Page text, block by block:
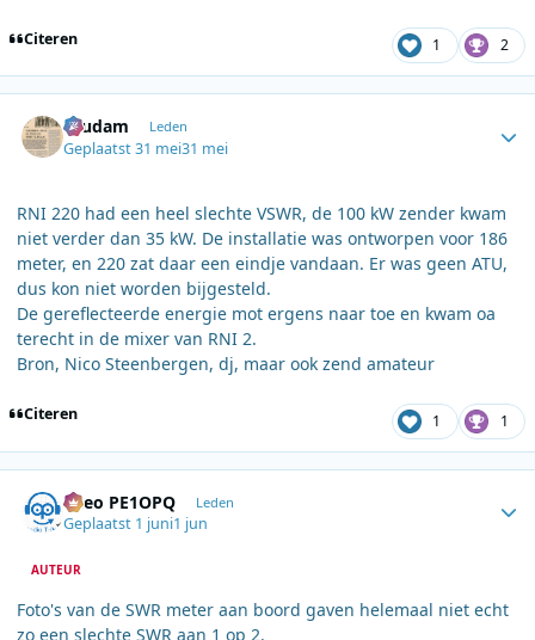
Citeren 1 2
ruudam Leden
Geplaatst31 mei31 mei
RNI 220 had een heel slechte VSWR, de 100 kW zender kwam
niet verder dan 35 kW. De installatie was ontworpen voor 186
meter, en 220 zat daar een eindje vandaan. Er was geen ATU,
dus kon niet worden bijgesteld.
De gereflecteerde energie mot ergens naar toe en kwam oa
terecht in de mixer van RNI 2.
Bron, Nico Steenbergen, dj, maar ook zend amateur
Citeren 1 1
Theo PE1OPQ Leden
Geplaatst 1 juni1 jun
AUTEUR
Foto's van de SWR meter aan boord gaven helemaal niet echt
zo een slechte SWR aan 1 op 2.